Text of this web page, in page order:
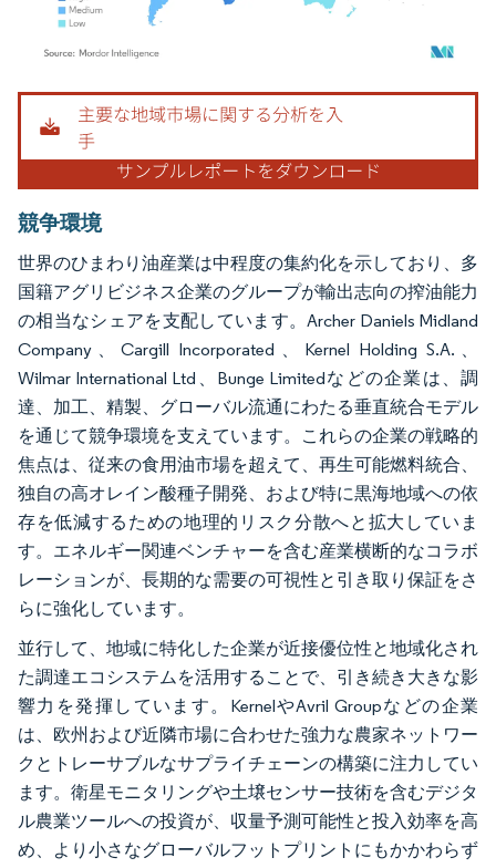
画像 © Mordor Intelligence。再利用にはCC BY 4.0の表示が必要です。
競争環境
世界のひまわり油産業は中程度の集約化を示しており、多
国籍アグリビジネス企業のグループが輸出志向の搾油能力
の相当なシェアを支配しています。Archer Daniels Midland
Company、Cargill Incorporated、Kernel Holding S.A.、
Wilmar International Ltd、Bunge Limitedなどの企業は、調
達、加工、精製、グローバル流通にわたる垂直統合モデル
を通じて競争環境を支えています。これらの企業の戦略的
焦点は、従来の食用油市場を超えて、再生可能燃料統合、
独自の高オレイン酸種子開発、および特に黒海地域への依
存を低減するための地理的リスク分散へと拡大していま
す。エネルギー関連ベンチャーを含む産業横断的なコラボ
レーションが、長期的な需要の可視性と引き取り保証をさ
らに強化しています。
並行して、地域に特化した企業が近接優位性と地域化され
た調達エコシステムを活用することで、引き続き大きな影
響力を発揮しています。KernelやAvril Groupなどの企業
は、欧州および近隣市場に合わせた強力な農家ネットワー
クとトレーサブルなサプライチェーンの構築に注力してい
ます。衛星モニタリングや土壌センサー技術を含むデジタ
ル農業ツールへの投資が、収量予測可能性と投入効率を高
め、より小さなグローバルフットプリントにもかかわらず